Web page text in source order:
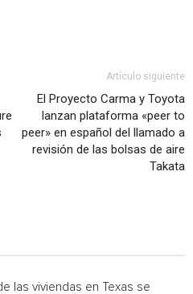
Artículo siguiente
El Proyecto Carma y Toyota
lanzan plataforma «peer to
peer» en español del llamado a
revisión de las bolsas de aire
Takata
las viviendas en Texas se